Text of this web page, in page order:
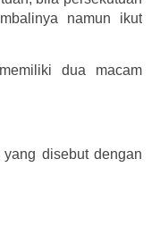
namun ikut
dua macam
disebut dengan